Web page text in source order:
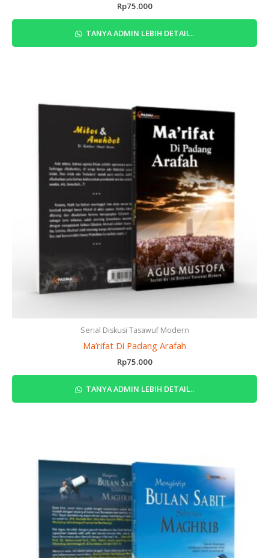
Rp75.000
TANYA ADMIN LEBIH DETAIL..
Serial Diskusi Tasawuf Modern
Ma’rifat Di Padang Arafah
Rp75.000
TANYA ADMIN LEBIH DETAIL..